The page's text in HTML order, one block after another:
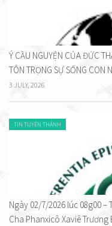
Ý CẦU NGUYỆN CỦA ĐỨC
TÔN TRỌNG SỰ SỐNG CON
3 JULY, 2026
TIN TUYÊN THÁNH
Ngày 02/7/2026 lúc 08g00
Cha Phanxicô Xaviê Trương